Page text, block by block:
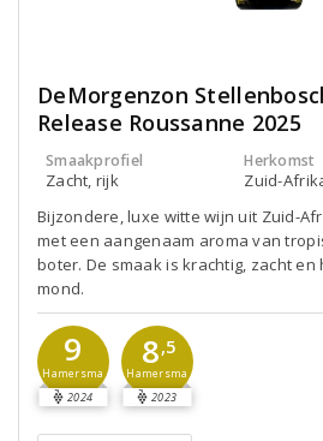
DeMorgenzon
Release Roussanne 2025
Smaakprofiel
Zacht, rijk
Herkomst
Zuid-
Bijzondere, luxe witte wijn uit Zuid-
met een aangenaam aroma van
boter. De smaak is krachtig, zacht
mond.
9
Hamersma
2024
8,5
Hamersma
2023